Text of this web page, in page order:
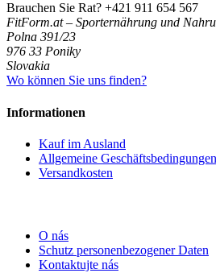
Brauchen Sie Rat? +421 911 654 567
FitForm.at – Sporternährung und
Polna 391/23
976 33 Poniky
Slovakia
Wo können Sie uns finden?
Informationen
Kauf im Ausland
Allgemeine Geschäftsbedingungen
Versandkosten
O nás
Schutz personenbezogener Daten
Kontaktujte nás